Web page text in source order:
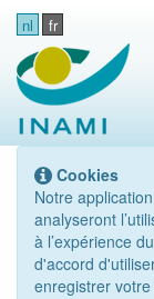
nl fr
Cookies
Notre
analyseront
à l’expérience
d'accord
enregistrer